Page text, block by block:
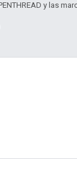
y las